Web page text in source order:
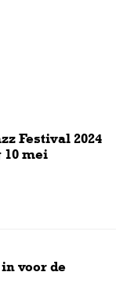
Festival 2024
10 mei
voor de